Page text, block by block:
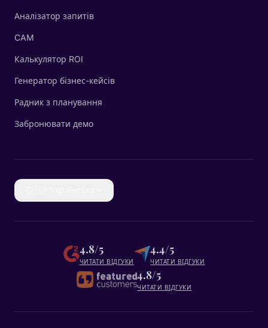
Аналізатор запитів
CAM
Калькулятор ROI
Генератор бізнес-кейсів
Радник з планування
Забронювати демо
4.8/5
ЧИТАТИ ВІДГУКИ
4.4/5
ЧИТАТИ ВІДГУКИ
4.8/5
ЧИТАТИ ВІДГУКИ